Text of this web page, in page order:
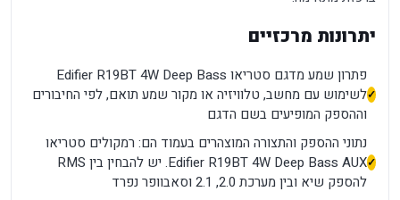
יתרונות מרכזיים
פתרון שמע מדגם סטריאו Edifier R19BT 4W Deep Bass
לשימוש עם מחשב, טלוויזיה או מקור שמע תואם, לפי החיבורים
וההספק המופיעים בשם הדגם
נתוני ההספק והתצורה המוצהרים בעמוד הם: רמקולים סטריאו
Edifier R19BT 4W Deep Bass AUX. יש להבחין בין RMS
להספק שיא ובין מערכת 2.0, ‏2.1 וסאבוופר נפרד